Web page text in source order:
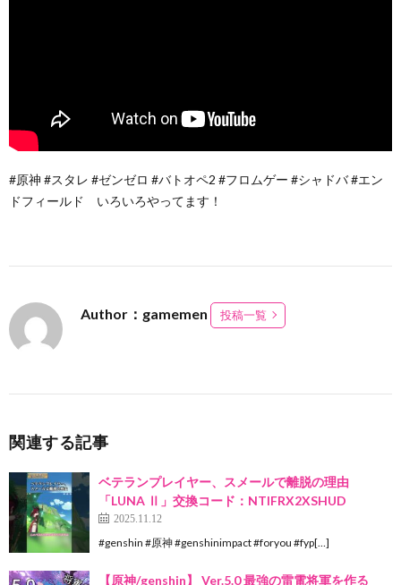
#原神 #スタレ #ゼンゼロ #バトオペ2 #フロムゲー #シャドバ #エン
ドフィールド いろいろやってます！
Author：gamemen 投稿一覧
関連する記事
ベテランプレイヤー、スメールで離脱の理由
「LUNA Ⅱ」交換コード：NTIFRX2XSHUD
2025.11.12
#genshin #原神 #genshinimpact #foryou #fyp[…]
【原神/genshin】 Ver.5.0 最強の雷電将軍を作る